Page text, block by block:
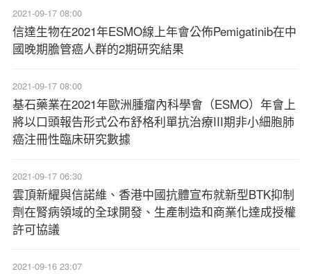
2021-09-17 08:00
信達生物在2021年ESMO線上年會公佈Pemigatinib在中
國晚期膽管癌人群的2期研究結果
2021-09-17 08:00
基石藥業在2021年歐洲腫瘤內科學會（ESMO）年會上
將以口頭報告形式公布舒格利單抗治療III期非小細胞肺
癌注冊性臨床研究數據
2021-09-17 06:30
雲頂新耀與信諾維、香港中國抗體宣布就新型BTK抑制
劑在腎病領域的全球開發、生產制造和商業化達成授權
許可協議
2021-09-16 23:07